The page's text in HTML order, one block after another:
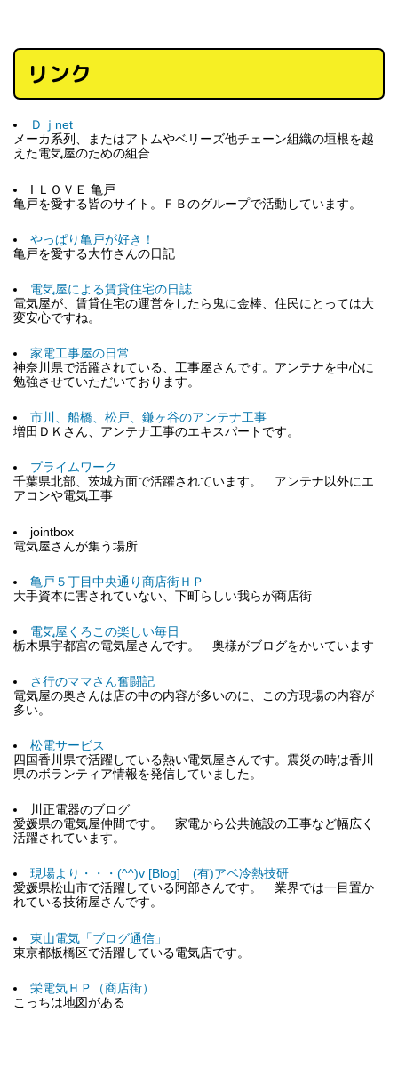
リンク
Ｄｊnet
メーカ系列、またはアトムやベリーズ他チェーン組織の垣根を越
えた電気屋のための組合
I ＬＯＶＥ 亀戸
亀戸を愛する皆のサイト。ＦＢのグループで活動しています。
やっぱり亀戸が好き！
亀戸を愛する大竹さんの日記
電気屋による賃貸住宅の日誌
電気屋が、賃貸住宅の運営をしたら鬼に金棒、住民にとっては大
変安心ですね。
家電工事屋の日常
神奈川県で活躍されている、工事屋さんです。アンテナを中心に
勉強させていただいております。
市川、船橋、松戸、鎌ヶ谷のアンテナ工事
増田ＤＫさん、アンテナ工事のエキスパートです。
プライムワーク
千葉県北部、茨城方面で活躍されています。 アンテナ以外にエ
アコンや電気工事
jointbox
電気屋さんが集う場所
亀戸５丁目中央通り商店街ＨＰ
大手資本に害されていない、下町らしい我らが商店街
電気屋くろこの楽しい毎日
栃木県宇都宮の電気屋さんです。 奥様がブログをかいています
さ行のママさん奮闘記
電気屋の奥さんは店の中の内容が多いのに、この方現場の内容が
多い。
松電サービス
四国香川県で活躍している熱い電気屋さんです。震災の時は香川
県のボランティア情報を発信していました。
川正電器のブログ
愛媛県の電気屋仲間です。 家電から公共施設の工事など幅広く
活躍されています。
現場より・・・(^^)v [Blog] (有)アベ冷熱技研
愛媛県松山市で活躍している阿部さんです。 業界では一目置か
れている技術屋さんです。
東山電気「ブログ通信」
東京都板橋区で活躍している電気店です。
栄電気ＨＰ（商店街）
こっちは地図がある